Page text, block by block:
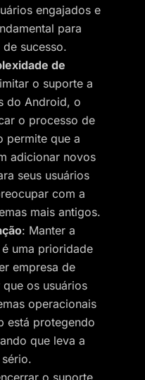
engajados e
para
sucesso.
de
o suporte a
do Android, o
o processo de
permite que a
adicionar novos
seus usuários
com a
mais antigos.
: Manter a
uma prioridade
empresa de
os usuários
operacionais
está protegendo
que leva a